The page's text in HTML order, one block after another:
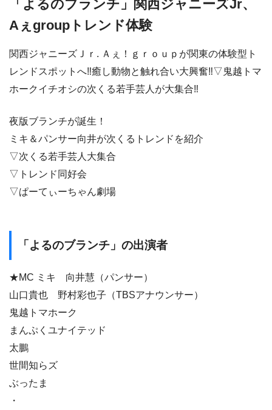
「よるのブランチ」関西ジャニーズJr、
Aぇgroupトレンド体験
関西ジャニーズＪｒ. Ａぇ！ｇｒｏｕｐが関東の体験型ト
レンドスポットへ‼癒し動物と触れ合い大興奮‼▽鬼越トマ
ホークイチオシの次くる若手芸人が大集合‼
夜版ブランチが誕生！
ミキ＆パンサー向井が次くるトレンドを紹介
▽次くる若手芸人大集合
▽トレンド同好会
▽ぱーてぃーちゃん劇場
「よるのブランチ」の出演者
★MC ミキ 向井慧（パンサー）
山口貴也 野村彩也子（TBSアナウンサー）
鬼越トマホーク
まんぷくユナイテッド
太鵬
世間知らズ
ぶったま
・